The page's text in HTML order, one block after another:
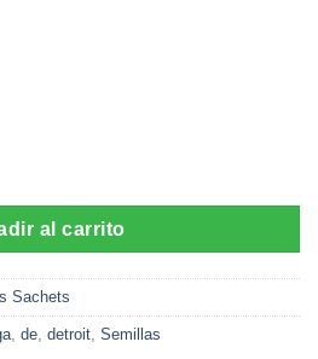
(5 gr) cantidad
al carrito
Sachets
, de, detroit, Semillas